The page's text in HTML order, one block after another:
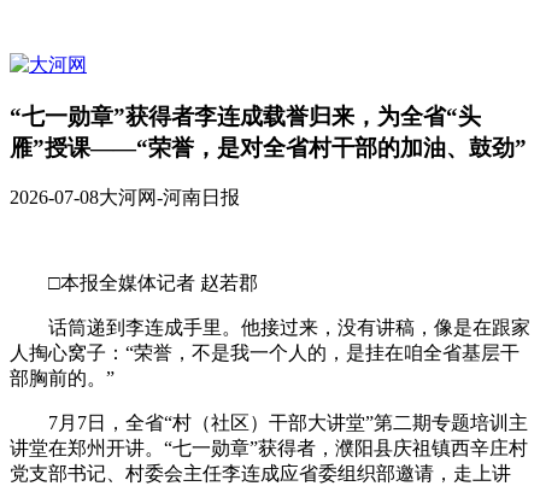
“七一勋章”获得者李连成载誉归来，为全省“头
雁”授课——“荣誉，是对全省村干部的加油、鼓劲”
2026-07-08大河网-河南日报
□本报全媒体记者 赵若郡
话筒递到李连成手里。他接过来，没有讲稿，像是在跟家
人掏心窝子：“荣誉，不是我一个人的，是挂在咱全省基层干
部胸前的。”
7月7日，全省“村（社区）干部大讲堂”第二期专题培训主
讲堂在郑州开讲。“七一勋章”获得者，濮阳县庆祖镇西辛庄村
党支部书记、村委会主任李连成应省委组织部邀请，走上讲